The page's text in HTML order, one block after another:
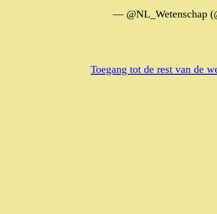
— @NL_Wetenschap
Toegang tot de rest van de